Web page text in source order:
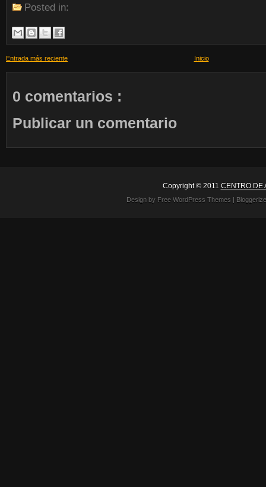
Posted in:
Entrada más reciente Inicio
0 comentarios :
Publicar un comentario
Copyright © 2011 CENTRO DE
Design by Free WordPress Themes |